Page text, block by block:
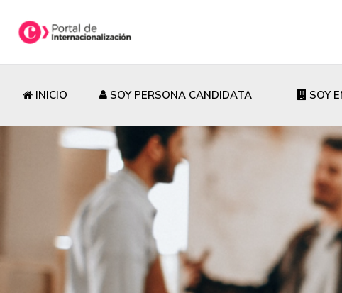
INICIO SOY PERSONA CANDIDATA SOY